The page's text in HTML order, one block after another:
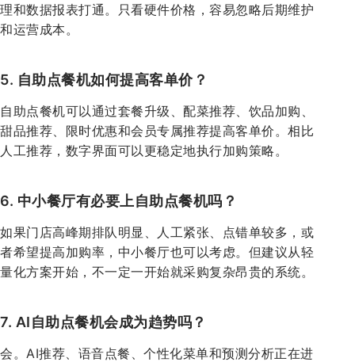
理和数据报表打通。只看硬件价格，容易忽略后期维护
和运营成本。
5. 自助点餐机如何提高客单价？
自助点餐机可以通过套餐升级、配菜推荐、饮品加购、
甜品推荐、限时优惠和会员专属推荐提高客单价。相比
人工推荐，数字界面可以更稳定地执行加购策略。
6. 中小餐厅有必要上自助点餐机吗？
如果门店高峰期排队明显、人工紧张、点错单较多，或
者希望提高加购率，中小餐厅也可以考虑。但建议从轻
量化方案开始，不一定一开始就采购复杂昂贵的系统。
7. AI自助点餐机会成为趋势吗？
会。AI推荐、语音点餐、个性化菜单和预测分析正在进